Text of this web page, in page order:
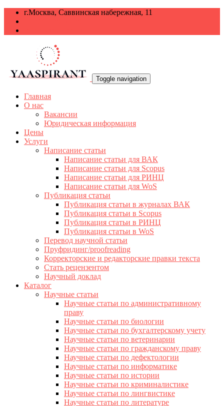
г.Москва, Саввинская набережная, 11
Toggle navigation
Главная
О нас
Вакансии
Юридическая информация
Цены
Услуги
Написание статьи
Написание статьи для ВАК
Написание статьи для Scopus
Написание статьи для РИНЦ
Написание статьи для WoS
Публикация статьи
Публикация статьи в журналах ВАК
Публикация статьи в Scopus
Публикация статьи в РИНЦ
Публикация статьи в WoS
Перевод научной статьи
Пруфридинг/proofreading
Корректорские и редакторские правки текста
Стать рецензентом
Научный доклад
Каталог
Научные статьи
Научные статьи по административному
праву
Научные статьи по биологии
Научные статьи по бухгалтерскому учету
Научные статьи по ветеринарии
Научные статьи по гражданскому праву
Научные статьи по дефектологии
Научные статьи по информатике
Научные статьи по истории
Научные статьи по криминалистике
Научные статьи по лингвистике
Научные статьи по литературе